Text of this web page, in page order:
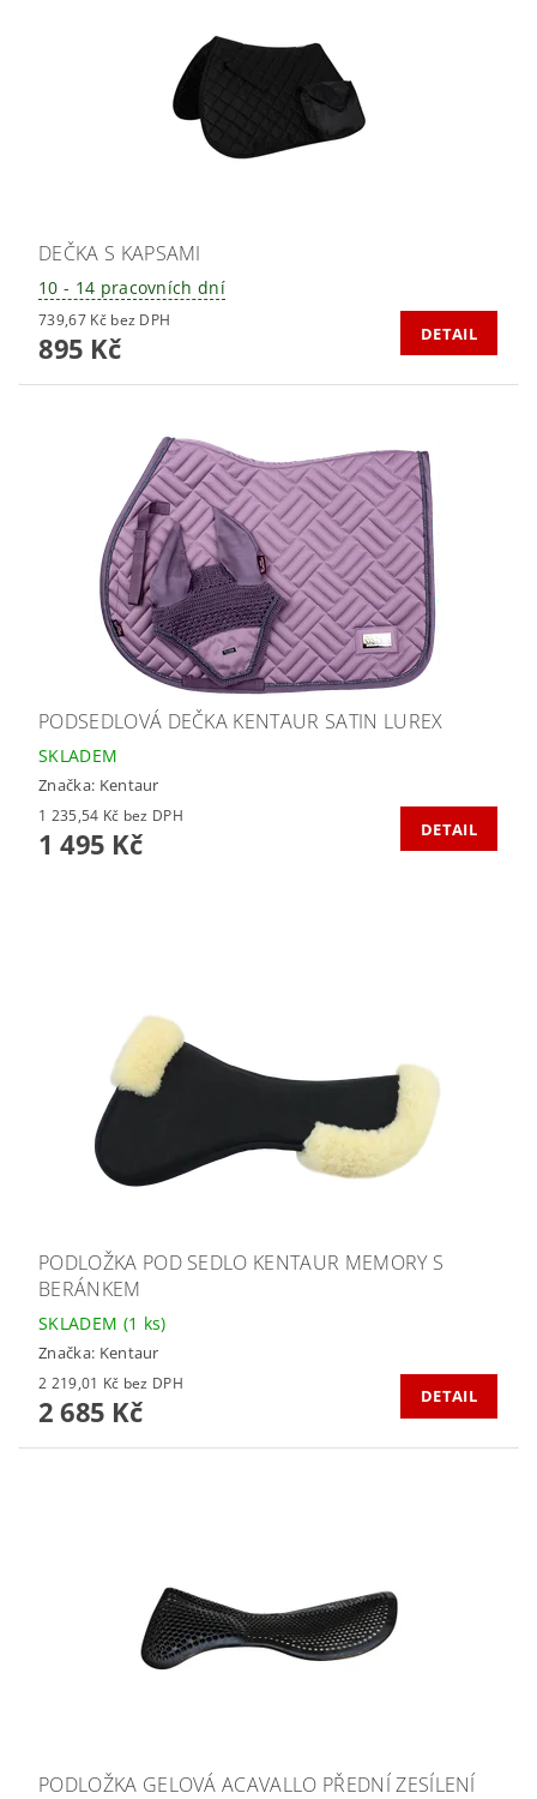
DEČKA S KAPSAMI
10 - 14 pracovních dní
739,67 Kč bez DPH
895 Kč DETAIL
PODSEDLOVÁ DEČKA KENTAUR SATIN LUREX
SKLADEM
Značka: Kentaur
1 235,54 Kč bez DPH
1 495 Kč DETAIL
PODLOŽKA POD SEDLO KENTAUR MEMORY S
BERÁNKEM
SKLADEM (1 ks)
Značka: Kentaur
2 219,01 Kč bez DPH
2 685 Kč DETAIL
PODLOŽKA GELOVÁ ACAVALLO PŘEDNÍ ZESÍLENÍ